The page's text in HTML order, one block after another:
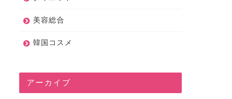
美容総合
韓国コスメ
アーカイブ